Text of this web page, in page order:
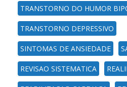
TRANSTORNO DO HUMOR
TRANSTORNO DEPRESSIVO
SINTOMAS DE ANSIEDADE
REVISAO SISTEMATICA